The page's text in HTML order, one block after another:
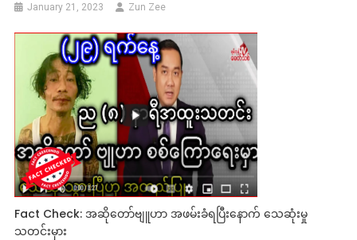
January 21, 2023 Zun Zee
Fact Check: အဆိုတော်ဗျူဟာ အဖမ်းခံရပြီးနောက် သေဆုံးမှု
သတင်းမှား